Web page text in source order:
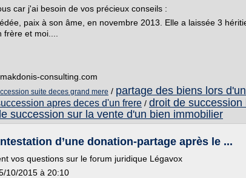
car j'ai besoin de vos précieux conseils :
paix à son âme, en novembre 2013. Elle a laissée 3
et moi....
consulting.com
suite deces grand mere / partage des biens lors
apres deces d'un frere / droit de succession
succession sur la vente d'un bien immobilier
d’une donation-partage après le ...
vos questions sur le forum juridique Légavox
10/2015 à 20:10